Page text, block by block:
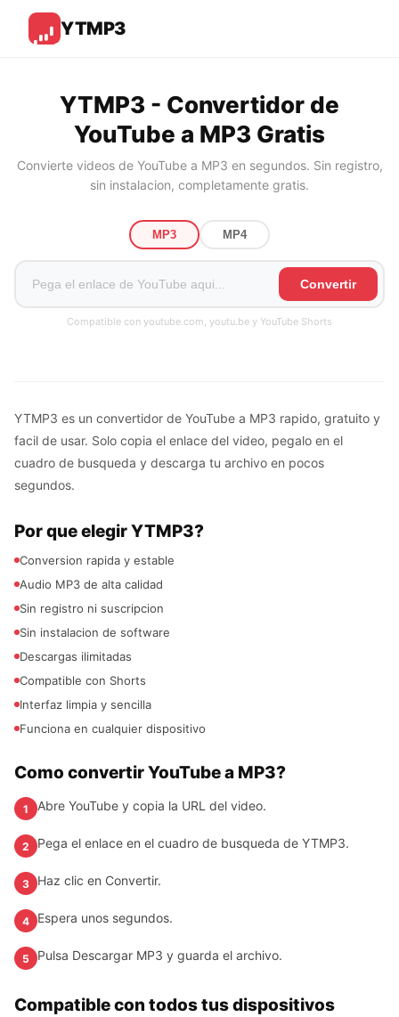
YTMP3
YTMP3 - Convertidor de
YouTube a MP3 Gratis
Convierte videos de YouTube a MP3 en segundos. Sin registro,
sin instalacion, completamente gratis.
MP3 MP4
Convertir
Compatible con youtube.com, youtu.be y YouTube Shorts
YTMP3 es un convertidor de YouTube a MP3 rapido, gratuito y
facil de usar. Solo copia el enlace del video, pegalo en el
cuadro de busqueda y descarga tu archivo en pocos
segundos.
Por que elegir YTMP3?
Conversion rapida y estable
Audio MP3 de alta calidad
Sin registro ni suscripcion
Sin instalacion de software
Descargas ilimitadas
Compatible con Shorts
Interfaz limpia y sencilla
Funciona en cualquier dispositivo
Como convertir YouTube a MP3?
1 Abre YouTube y copia la URL del video.
2 Pega el enlace en el cuadro de busqueda de YTMP3.
3 Haz clic en Convertir.
4 Espera unos segundos.
5 Pulsa Descargar MP3 y guarda el archivo.
Compatible con todos tus dispositivos